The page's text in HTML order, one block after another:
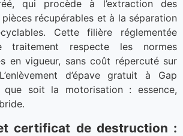
qui procède à l’extraction des
récupérables et à la séparation
Cette filière réglementée
respecte les normes
en vigueur, sans coût répercuté sur
d’épave gratuit à Gap
que soit la motorisation : essence,
certificat de destruction :